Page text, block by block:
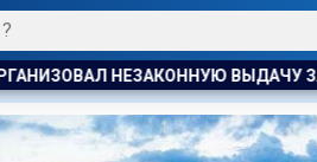
ЗАЙМОВ ПОД 120 % ГОДОВЫХ